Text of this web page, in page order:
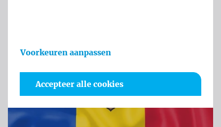
Voorkeuren aanpassen
Accepteer alle cookies